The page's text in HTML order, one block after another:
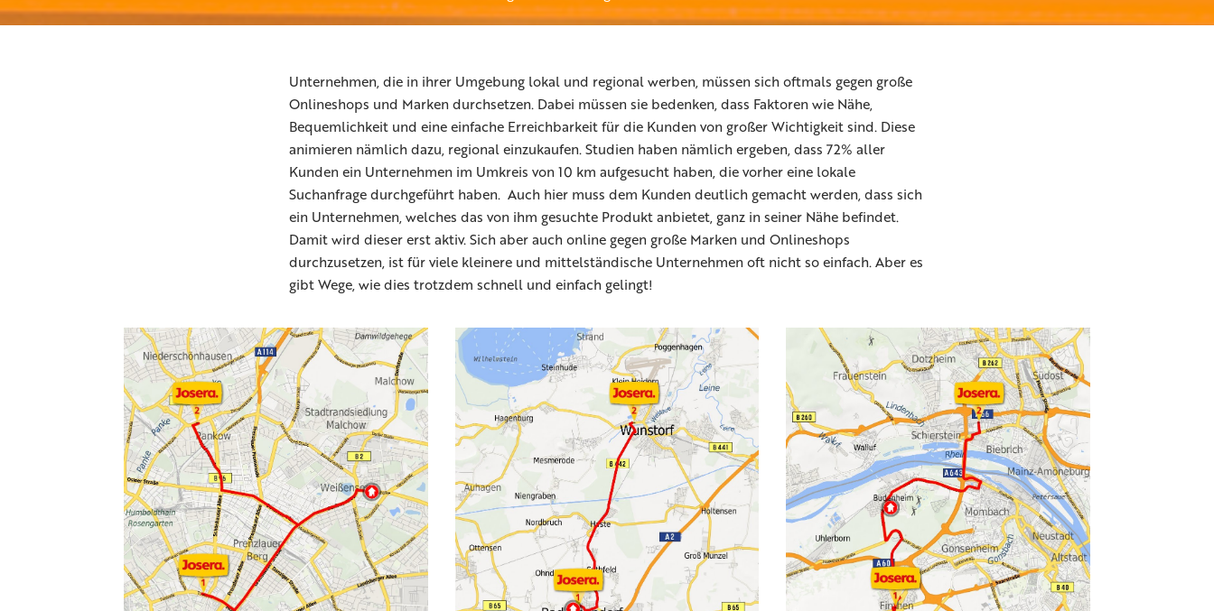
Unternehmen, die in ihrer Umgebung lokal und regional werben, müssen sich oftmals gegen große
Onlineshops und Marken durchsetzen. Dabei müssen sie bedenken, dass Faktoren wie Nähe,
Bequemlichkeit und eine einfache Erreichbarkeit für die Kunden von großer Wichtigkeit sind. Diese
animieren nämlich dazu, regional einzukaufen. Studien haben nämlich ergeben, dass 72% aller
Kunden ein Unternehmen im Umkreis von 10 km aufgesucht haben, die vorher eine lokale
Suchanfrage durchgeführt haben. Auch hier muss dem Kunden deutlich gemacht werden, dass sich
ein Unternehmen, welches das von ihm gesuchte Produkt anbietet, ganz in seiner Nähe befindet.
Damit wird dieser erst aktiv. Sich aber auch online gegen große Marken und Onlineshops
durchzusetzen, ist für viele kleinere und mittelständische Unternehmen oft nicht so einfach. Aber es
gibt Wege, wie dies trotzdem schnell und einfach gelingt!